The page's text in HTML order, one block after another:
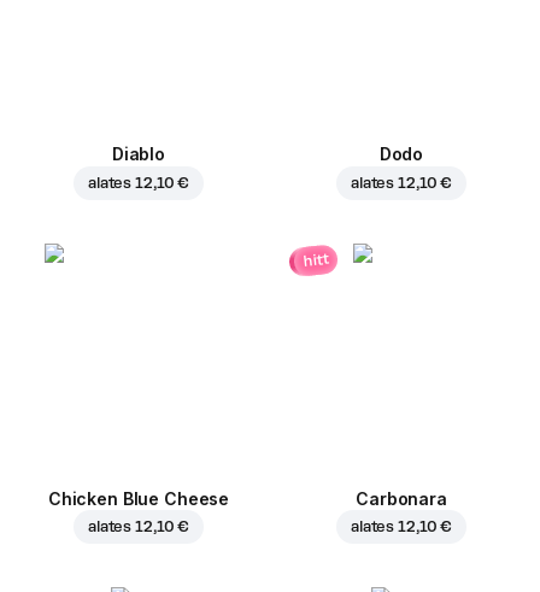
Diablo
alates 12,10 €
Dodo
alates 12,10 €
Chicken Blue Cheese
alates 12,10 €
hitt
Carbonara
alates 12,10 €